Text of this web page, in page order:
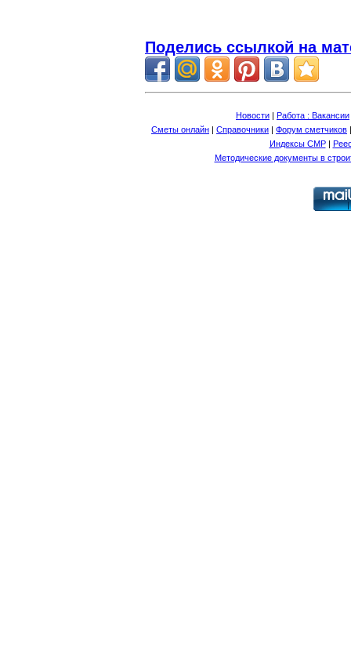
Поделись ссылкой на
Новости | Работа : Вакансии
Сметы онлайн | Справочники | Форум сметчиков
Индексы СМР|
Методические документы в